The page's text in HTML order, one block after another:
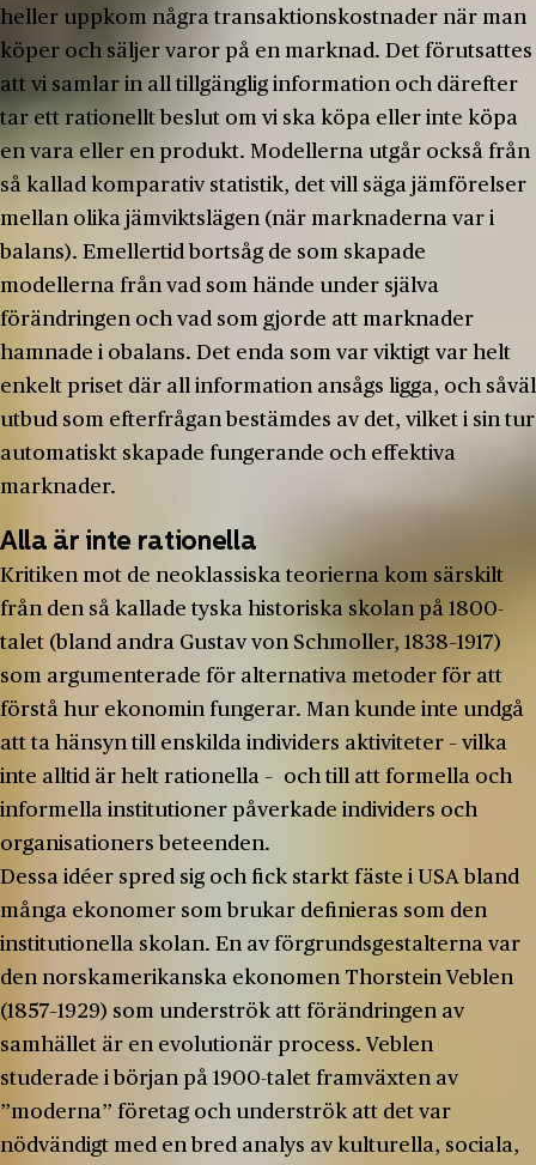
heller uppkom några transaktionskostnader när man
köper och säljer varor på en marknad. Det förutsattes
att vi samlar in all tillgänglig information och därefter
tar ett rationellt beslut om vi ska köpa eller inte köpa
en vara eller en produkt. Modellerna utgår också från
så kallad komparativ statistik, det vill säga jämförelser
mellan olika jämviktslägen (när marknaderna var i
balans). Emellertid bortsåg de som skapade
modellerna från vad som hände under själva
förändringen och vad som gjorde att marknader
hamnade i obalans. Det enda som var viktigt var helt
enkelt priset där all information ansågs ligga, och såväl
utbud som efterfrågan bestämdes av det, vilket i sin tur
automatiskt skapade fungerande och effektiva
marknader.
Alla är inte rationella
Kritiken mot de neoklassiska teorierna kom särskilt
från den så kallade tyska historiska skolan på 1800-
talet (bland andra Gustav von Schmoller, 1838–1917)
som argumenterade för alternativa metoder för att
förstå hur ekonomin fungerar. Man kunde inte undgå
att ta hänsyn till enskilda individers aktiviteter – vilka
inte alltid är helt rationella – och till att formella och
informella institutioner påverkade individers och
organisationers beteenden.
Dessa idéer spred sig och fick starkt fäste i USA bland
många ekonomer som brukar definieras som den
institutionella skolan. En av förgrundsgestalterna var
den norskamerikanska ekonomen Thorstein Veblen
(1857–1929) som underströk att förändringen av
samhället är en evolutionär process. Veblen
studerade i början på 1900-talet framväxten av
”moderna” företag och underströk att det var
nödvändigt med en bred analys av kulturella, sociala,